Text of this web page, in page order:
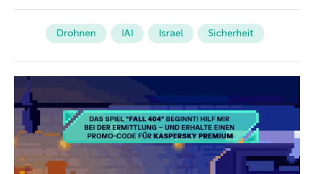
Drohnen IAI Israel Sicherheit